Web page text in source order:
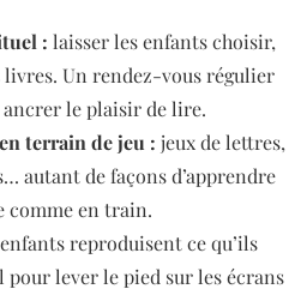
: laisser les enfants choisir,
Un rendez-vous régulier
le plaisir de lire.
terrain de jeu : jeux de lettres,
autant de façons d’apprendre
comme en train.
reproduisent ce qu’ils
pour lever le pied sur les écrans